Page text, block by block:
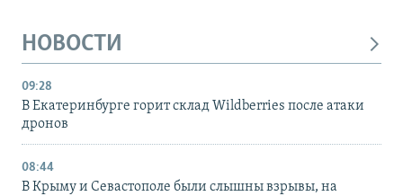
НОВОСТИ
09:28
В Екатеринбурге горит склад Wildberries после атаки
дронов
08:44
В Крыму и Севастополе были слышны взрывы, на